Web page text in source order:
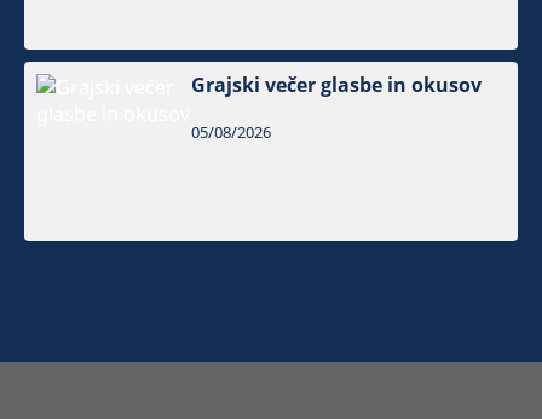
Grajski večer glasbe in okusov
05/08/2026